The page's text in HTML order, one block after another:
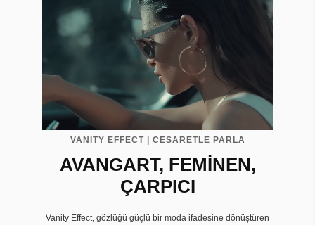
VANITY EFFECT | CESARETLE PARLA
AVANGART, FEMİNEN,
ÇARPICI
Vanity Effect, gözlüğü güçlü bir moda ifadesine dönüştüren